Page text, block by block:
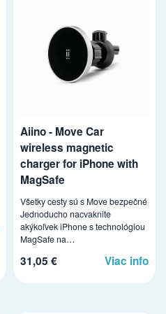
Aiino - Move Car
wireless magnetic
charger for iPhone with
MagSafe
Všetky cesty sú s Move bezpečné
Jednoducho nacvaknite
akýkoľvek iPhone s technológiou
MagSafe na…
31,05 € Viac info